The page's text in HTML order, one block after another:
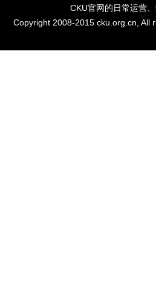
CKU官网的日常运营
Copyright 2008-2015 cku.org.cn,